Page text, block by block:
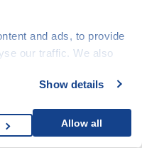
and ads, to provide
our traffic. We also
who may
your use of their
Show details
Allow all